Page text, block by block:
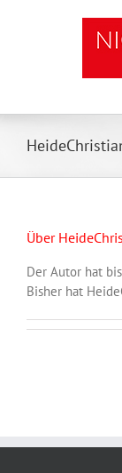
Über
Der Autor hat
Bisher hat